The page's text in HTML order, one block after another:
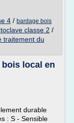
4 / bardage bois
classe 2 /
traitement du
bois local en
durable
: S - Sensible